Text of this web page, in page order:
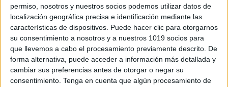
permiso, nosotros y nuestros socios podemos utilizar datos de
localización geográfica precisa e identificación mediante las
características de dispositivos. Puede hacer clic para otorgarnos
su consentimiento a nosotros y a nuestros 1019 socios para
que llevemos a cabo el procesamiento previamente descrito. De
forma alternativa, puede acceder a información más detallada y
cambiar sus preferencias antes de otorgar o negar su
consentimiento. Tenga en cuenta que algún procesamiento de
lea él/ella. Puede ser utilizado en
educación infantil si se le ofrece la
ayuda de lectura. Para iniciar el juego
hacer clic […]